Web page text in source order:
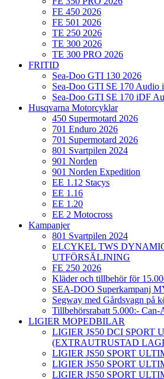
FE 450 2026
FE 501 2026
TE 250 2026
TE 300 2026
TE 300 PRO 2026
FRITID
Sea-Doo GTI 130 2026
Sea-Doo GTI SE 170 Audio
Sea-Doo GTI SE 170 iDF
Husqvarna Motorcyklar
450 Supermotard 2026
701 Enduro 2026
701 Supermotard 2026
801 Svartpilen 2024
901 Norden
901 Norden Expedition
EE 1.12 Stacys
EE 1.16
EE 1.20
EE 2 Motocross
Kampanjer
801 Svartpilen 2024
ELCYKEL TWS
UTFÖRSÄLJNING
FE 250 2026
Kläder och tillbehör för
SEA-DOO Superkampanj
Segway med Gårdsvagn på
Tillbehörsrabatt 5.000:-
LIGIER MOPEDBILAR
LIGIER JS50 DCI SPORT
(EXTRAUTRUSTAD
LIGIER JS50 SPORT
LIGIER JS50 SPORT
LIGIER JS50 SPORT